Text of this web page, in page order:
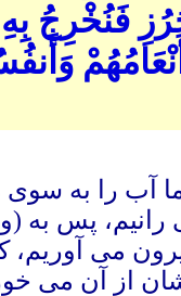
فَنُخْرِجُ
ما آب را به
رانیم، پس به
می آوریم،
از آن می